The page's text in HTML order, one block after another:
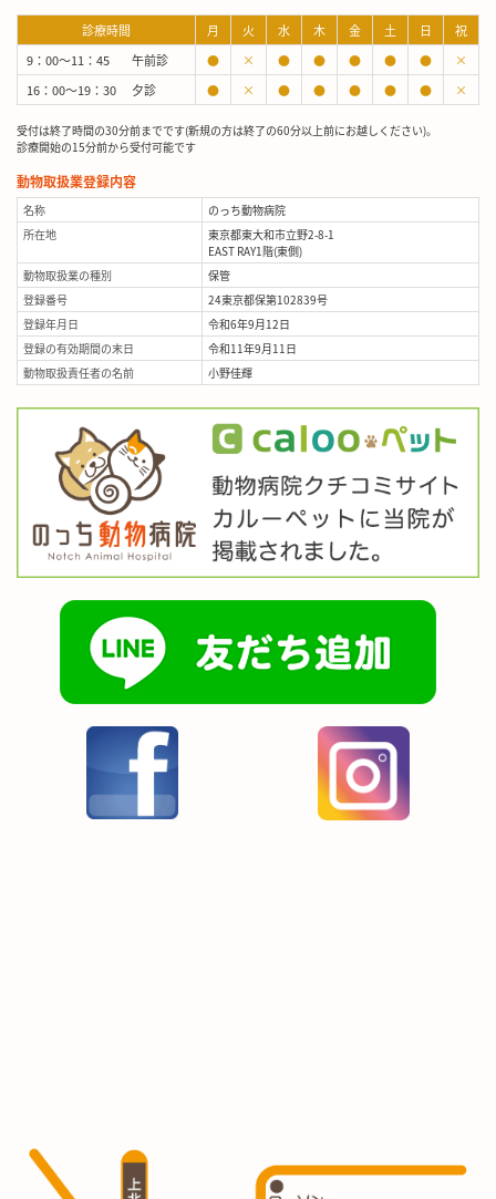
診療時間 月 火 水 木 金 土 日
祝
9：00～11：45
午前診 ● × ● ● ● ● ●
×
16：00～19：30
夕診 ● × ● ● ● ● ● ×
受付は終了時間の30分前までです(新規の方は終了の60分以上前にお越しください)。
診療開始の15分前から受付可能です
動物取扱業登録内容
名称
のっち動物病院
所在地
東京都東大和市立野2-8-1
EAST RAY1階(東側)
動物取扱業の種別
保管
登録番号
24東京都保第102839号
登録年月日
令和6年9月12日
登録の有効期間の末日
令和11年9月11日
動物取扱責任者の名前
小野佳輝